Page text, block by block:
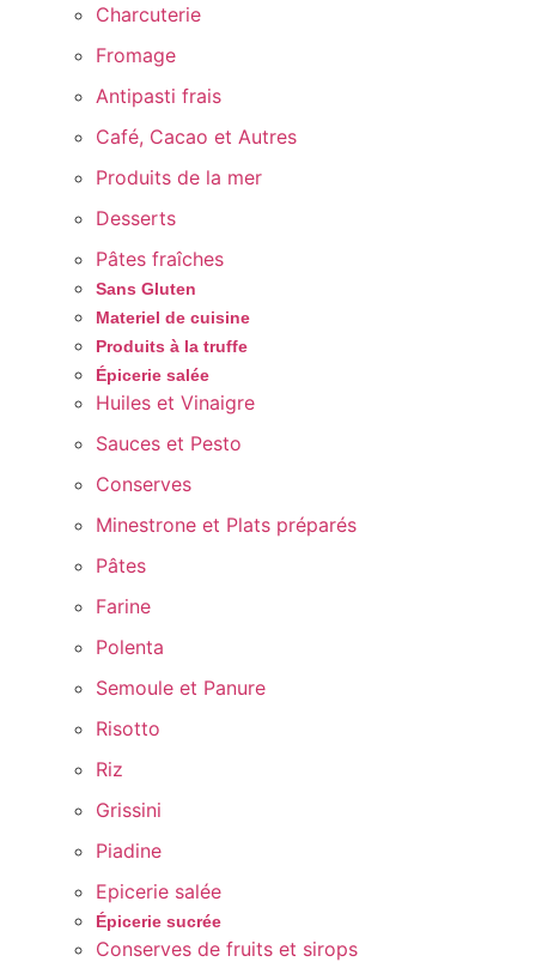
Charcuterie
Fromage
Antipasti frais
Café, Cacao et Autres
Produits de la mer
Desserts
Pâtes fraîches
Sans Gluten
Materiel de cuisine
Produits à la truffe
Épicerie salée
Huiles et Vinaigre
Sauces et Pesto
Conserves
Minestrone et Plats préparés
Pâtes
Farine
Polenta
Semoule et Panure
Risotto
Riz
Grissini
Piadine
Epicerie salée
Épicerie sucrée
Conserves de fruits et sirops